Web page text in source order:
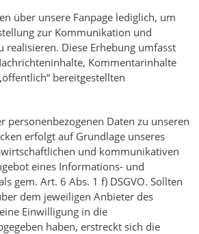
über unsere Fanpage lediglich, um
zur Kommunikation und
realisieren. Diese Erhebung umfasst
Kommentarinhalte
bereitgestellten
personenbezogenen Daten zu unseren
erfolgt auf Grundlage unseres
und kommunikativen
eines Informations- und
gem. Art. 6 Abs. 1 f) DSGVO. Sollten
dem jeweiligen Anbieter des
Einwilligung in die
haben, erstreckt sich die